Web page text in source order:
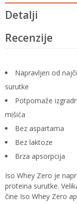
Detalji
Recenzije
Napravljen od
surutke
Potpomaže
mišića
Bez aspartama
Bez laktoze
Brza apsorpcija
Iso Whey Zero je
proteina surutke.
čine Iso Whey Zero